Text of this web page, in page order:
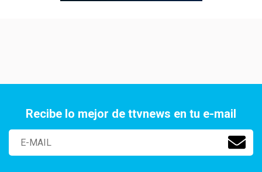
Recibe lo mejor de ttvnews en tu e-mail